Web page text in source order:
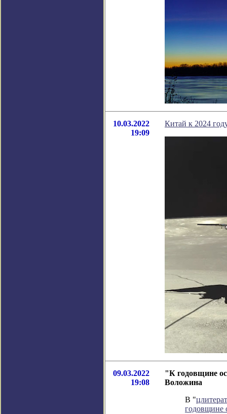
10.03.2022
19:09
Китай к 2024
09.03.2022
19:08
"К годовщине
Воложина
В "
годовщине